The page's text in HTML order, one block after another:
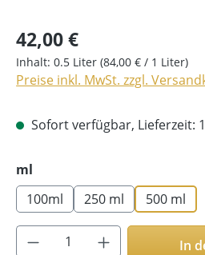
42,00 €
Inhalt: 0.5 Liter (84,00 € / 1 Liter)
Preise inkl. MwSt. zzgl.
Sofort verfügbar, Lieferzeit:
ml
100ml
250 ml 500 ml
Produkt Anzahl: Gib
In